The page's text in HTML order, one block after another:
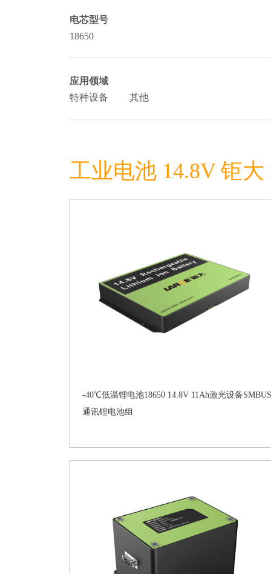
电芯型号
18650
应用领域
特种设备
其他
工业电池 14.8V 钜大
-40℃低温锂电池18650 14.8V 11Ah激光设备SMBUS
通讯锂电池组